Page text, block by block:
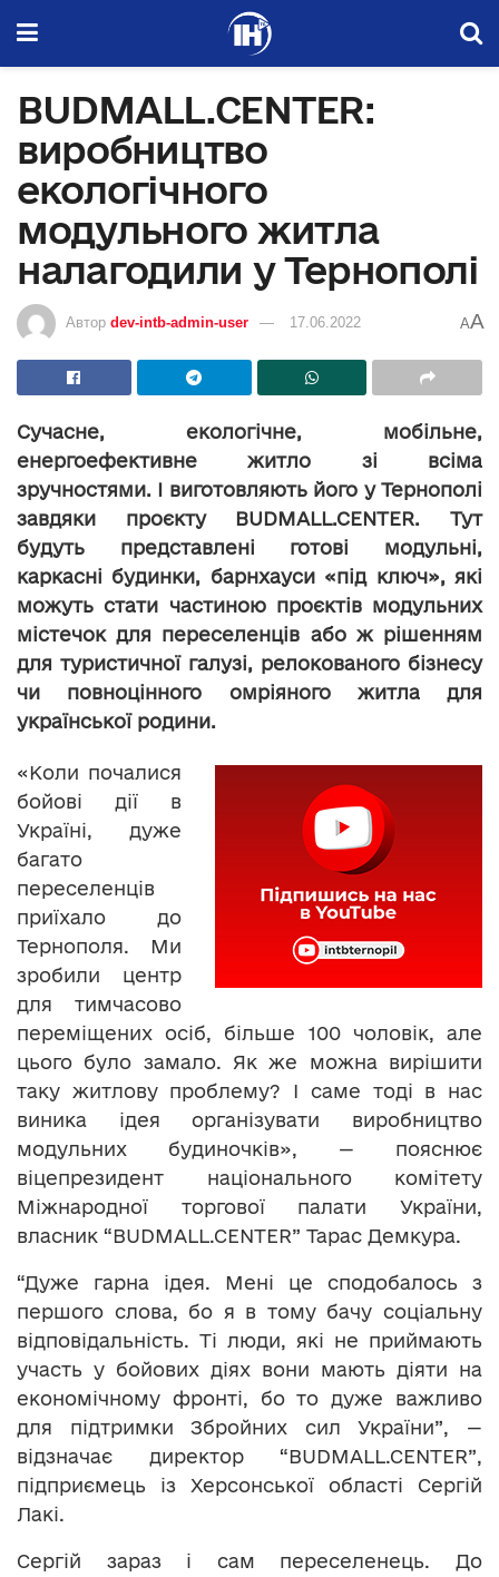
BUDMALL.CENTER:
виробництво
екологічного
модульного житла
налагодили у Тернополі
Автор dev-intb-admin-user 17.06.2022 AA
Сучасне, екологічне, мобільне,
енергоефективне житло зі всіма
зручностями. І виготовляють його у Тернополі
завдяки проєкту BUDMALL.CENTER. Тут
будуть представлені готові модульні,
каркасні будинки, барнхауси «під ключ», які
можуть стати частиною проєктів модульних
містечок для переселенців або ж рішенням
для туристичної галузі, релокованого бізнесу
чи повноцінного омріяного житла для
української родини.
«Коли почалися
бойові дії в
Україні, дуже
багато
переселенців
приїхало до
Тернополя. Ми
зробили центр
для тимчасово
переміщених осіб, більше 100 чоловік, але
цього було замало. Як же можна вирішити
таку житлову проблему? І саме тоді в нас
виника ідея організувати виробництво
модульних будиночків», — пояснює
віцепрезидент національного комітету
Міжнародної торгової палати України,
власник “BUDMALL.CENTER” Тарас Демкура.
“Дуже гарна ідея. Мені це сподобалось з
першого слова, бо я в тому бачу соціальну
відповідальність. Ті люди, які не приймають
участь у бойових діях вони мають діяти на
економічному фронті, бо то дуже важливо
для підтримки Збройних сил України”, —
відзначає директор “BUDMALL.CENTER”,
підприємець із Херсонської області Сергій
Лакі.
Сергій зараз і сам переселенець. До